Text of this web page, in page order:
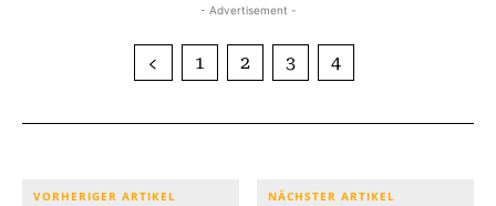
- Advertisement -
1 2 3 4
VORHERIGER ARTIKEL NÄCHSTER ARTIKEL